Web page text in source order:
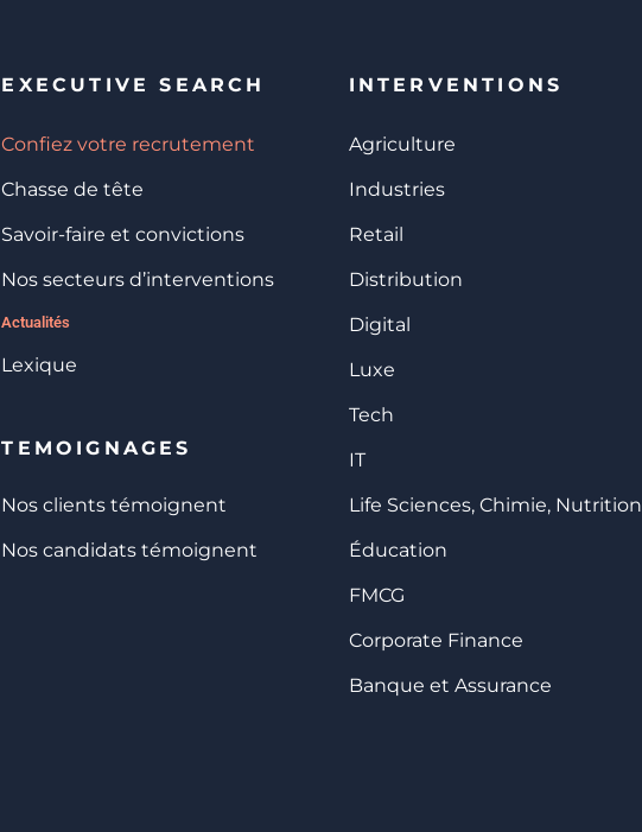
EXECUTIVE SEARCH
Confiez votre recrutement
Chasse de tête
Savoir-faire et convictions
Nos secteurs d’interventions
Actualités
Lexique
TEMOIGNAGES
Nos clients témoignent
Nos candidats témoignent
INTERVENTIONS
Agriculture
Industries
Retail
Distribution
Digital
Luxe
Tech
IT
Life Sciences, Chimie, Nutrition
Éducation
FMCG
Corporate Finance
Banque et Assurance